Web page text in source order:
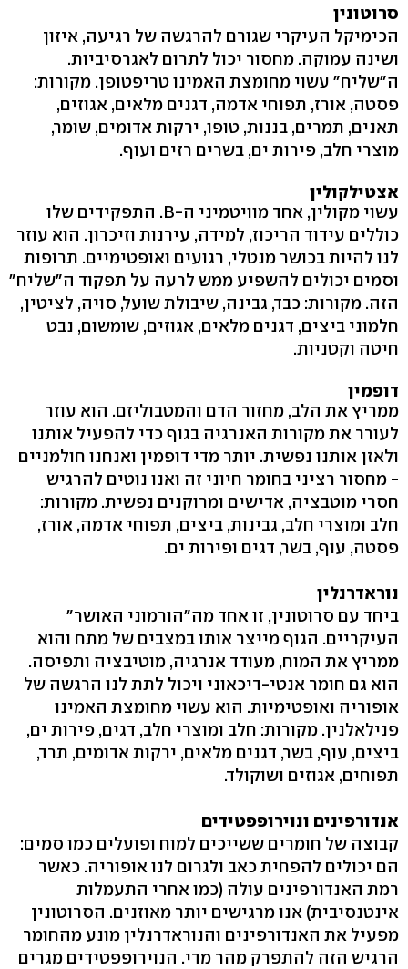
סרוטונין
הכימיקל העיקרי שגורם להרגשה של רגיעה, איזון
ושינה עמוקה. מחסור יכול לתרום לאגרסיביות.
ה"שליח" עשוי מחומצת האמינו טריפטופן. מקורות:
פסטה, אורז, תפוחי אדמה, דגנים מלאים, אגוזים,
תאנים, תמרים, בננות, טופו, ירקות אדומים, שומר,
מוצרי חלב, פירות ים, בשרים רזים ועוף.
אצטילקולין
עשוי מקולין, אחד מוויטמיני ה-B. התפקידים שלו
כוללים עידוד הריכוז, למידה, עירנות וזיכרון. הוא עוזר
לנו להיות בכושר מנטלי, רגועים ואופטימיים. תרופות
וסמים יכולים להשפיע ממש לרעה על תפקוד ה"שליח"
הזה. מקורות: כבד, גבינה, שיבולת שועל, סויה, לציטין,
חלמוני ביצים, דגנים מלאים, אגוזים, שומשום, נבט
חיטה וקטניות.
דופמין
ממריץ את הלב, מחזור הדם והמטבוליזם. הוא עוזר
לעורר את מקורות האנרגיה בגוף כדי להפעיל אותנו
ולאזן אותנו נפשית. יותר מדי דופמין ואנחנו חולמניים
- מחסור רציני בחומר חיוני זה ואנו נוטים להרגיש
חסרי מוטבציה, אדישים ומרוקנים נפשית. מקורות:
חלב ומוצרי חלב, גבינות, ביצים, תפוחי אדמה, אורז,
פסטה, עוף, בשר, דגים ופירות ים.
נוראדרנלין
ביחד עם סרוטונין, זו אחד מה"הורמוני האושר"
העיקריים. הגוף מייצר אותו במצבים של מתח והוא
ממריץ את המוח, מעודד אנרגיה, מוטיבציה ותפיסה.
הוא גם חומר אנטי-דיכאוני ויכול לתת לנו הרגשה של
אופוריה ואופטימיות. הוא עשוי מחומצת האמינו
פנילאלנין. מקורות: חלב ומוצרי חלב, דגים, פירות ים,
ביצים, עוף, בשר, דגנים מלאים, ירקות אדומים, תרד,
תפוחים, אגוזים ושוקולד.
אנדורפינים ונוירופפטידים
קבוצה של חומרים ששייכים למוח ופועלים כמו סמים:
הם יכולים להפחית כאב ולגרום לנו אופוריה. כאשר
רמת האנדורפינים עולה (כמו אחרי התעמלות
אינטנסיבית) אנו מרגישים יותר מאוזנים. הסרוטונין
מפעיל את האנדורפינים והנוראדרנלין מונע מהחומר
הרגיש הזה להתפרק מהר מדי. הנוירופפטידים מגרים